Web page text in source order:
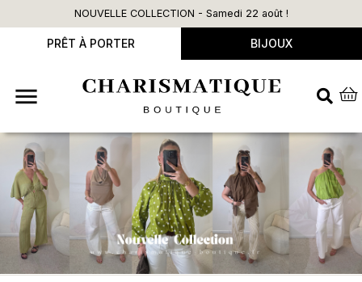
NOUVELLE COLLECTION - Samedi 22 août !
PRÊT À PORTER BIJOUX
